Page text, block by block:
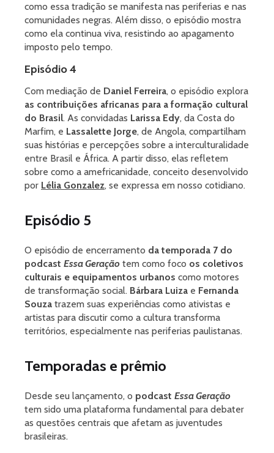
como essa tradição se manifesta nas periferias e nas
comunidades negras. Além disso, o episódio mostra
como ela continua viva, resistindo ao apagamento
imposto pelo tempo.
Episódio 4
Com mediação de Daniel Ferreira, o episódio explora
as contribuições africanas para a formação cultural
do Brasil. As convidadas Larissa Edy, da Costa do
Marfim, e Lassalette Jorge, de Angola, compartilham
suas histórias e percepções sobre a interculturalidade
entre Brasil e África. A partir disso, elas refletem
sobre como a amefricanidade, conceito desenvolvido
por Lélia Gonzalez, se expressa em nosso cotidiano.
Episódio 5
O episódio de encerramento da temporada 7 do
podcast Essa Geração tem como foco os coletivos
culturais e equipamentos urbanos como motores
de transformação social. Bárbara Luiza e Fernanda
Souza trazem suas experiências como ativistas e
artistas para discutir como a cultura transforma
territórios, especialmente nas periferias paulistanas.
Temporadas e prêmio
Desde seu lançamento, o podcast Essa Geração
tem sido uma plataforma fundamental para debater
as questões centrais que afetam as juventudes
brasileiras.